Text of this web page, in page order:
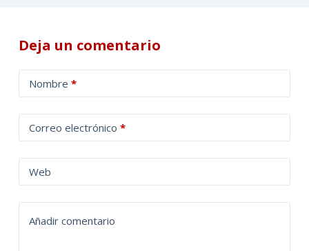
Deja un comentario
Nombre *
Correo electrónico *
Web
Añadir comentario
l
t
a
t